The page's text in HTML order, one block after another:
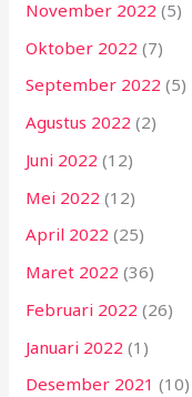
November 2022 (5)
Oktober 2022 (7)
September 2022 (5)
Agustus 2022 (2)
Juni 2022 (12)
Mei 2022 (12)
April 2022 (25)
Maret 2022 (36)
Februari 2022 (26)
Januari 2022 (1)
Desember 2021 (10)